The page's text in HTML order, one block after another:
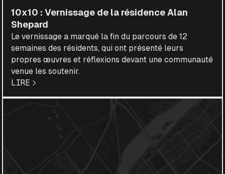
10x10 : Vernissage de la résidence Alan
Shepard
Le vernissage a marqué la fin du parcours de 12
semaines des résidents, qui ont présenté leurs
propres œuvres et réflexions devant une communauté
venue les soutenir.
LIRE